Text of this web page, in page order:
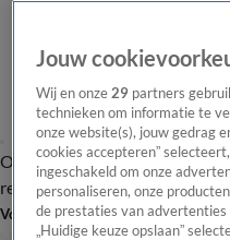
Overzicht Laatste nieuws
redactie
Volg Hart van Nederland
Jouw
Wij en onze29 partners
technieken om informatie te
onze website(s), jouw gedrag
cookies accepteren”
ingeschakeld om onze
personaliseren, onze
de prestaties van
„Huidige keuze opslaan”